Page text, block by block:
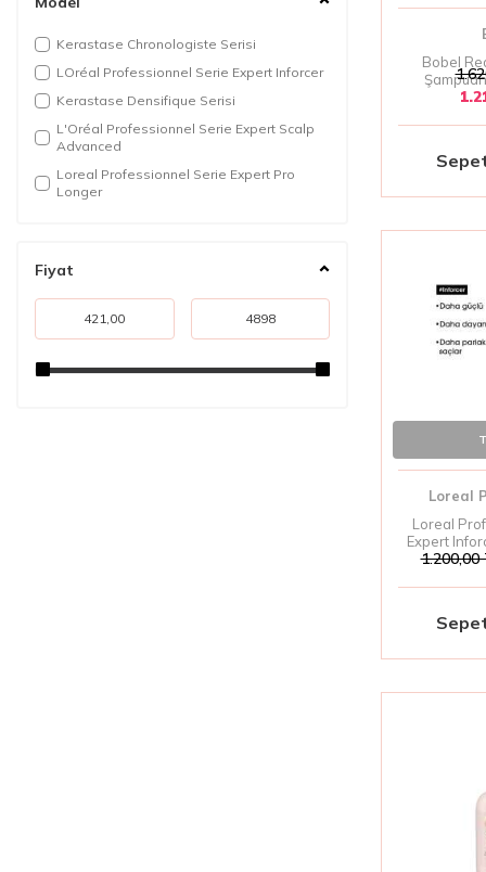
Revlon
Kerastase Chronologiste Serisi
LOréal Professionnel Serie Expert Inforcer
Kerastase Densifique Serisi
L'Oréal Professionnel Serie Expert Scalp
Advanced
Loreal Professionnel Serie Expert Pro
Longer
Fiyat
Bobel
Loreal
Loreal
Expert
1.200,00